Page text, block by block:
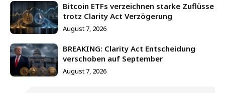
Bitcoin ETFs verzeichnen starke Zuflüsse
trotz Clarity Act Verzögerung
August 7, 2026
BREAKING: Clarity Act Entscheidung
verschoben auf September
August 7, 2026